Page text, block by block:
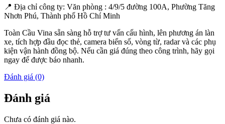
📍 Địa chỉ công ty: Văn phòng : 4/9/5 đường 100A, Phường Tăng
Nhơn Phú, Thành phố Hồ Chí Minh
Toàn Cầu Vina sẵn sàng hỗ trợ tư vấn cấu hình, lên phương án làn
xe, tích hợp đầu đọc thẻ, camera biển số, vòng từ, radar và các phụ
kiện vận hành đồng bộ. Nếu cần giá đúng theo công trình, hãy gọi
ngay để được báo nhanh.
Đánh giá (0)
Đánh giá
Chưa có đánh giá nào.